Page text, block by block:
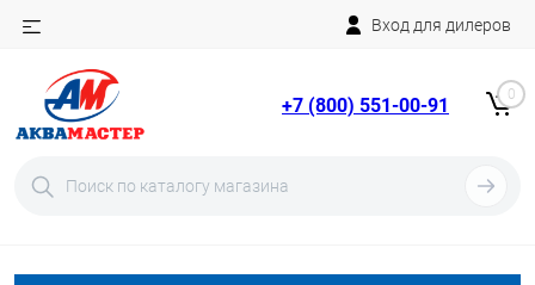
Вход для дилеров
+7 (800) 551-00-91 0